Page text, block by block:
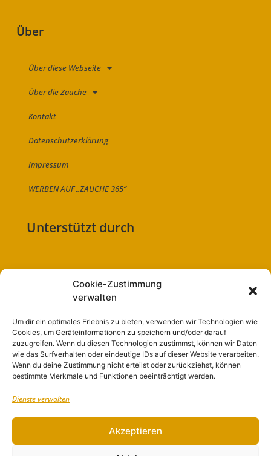
Cookie-Zustimmung
verwalten
Um dir ein optimales Erlebnis zu bieten, verwenden wir Technologien wie
Cookies, um Geräteinformationen zu speichern und/oder darauf
zuzugreifen. Wenn du diesen Technologien zustimmst, können wir Daten
wie das Surfverhalten oder eindeutige IDs auf dieser Website verarbeiten.
Wenn du deine Zustimmung nicht erteilst oder zurückziehst, können
bestimmte Merkmale und Funktionen beeinträchtigt werden.
Dienste verwalten
Akzeptieren
Über
Über diese Webseite
Über die Zauche
Kontakt
Datenschutzerklärung
Impressum
WERBEN AUF „ZAUCHE 365“
Unterstützt durch
Folge uns auf:
Navigation